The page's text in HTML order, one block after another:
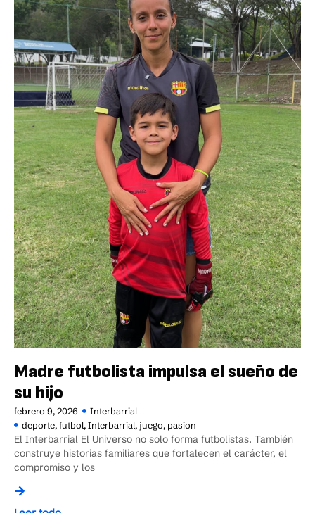
Madre futbolista impulsa el sueño de
su hijo
febrero 9, 2026
Interbarrial
deporte,futbol,Interbarrial, juego, pasion
El Interbarrial El Universo no solo forma futbolistas. También
construye historias familiares que fortalecen el carácter, el
compromiso y los